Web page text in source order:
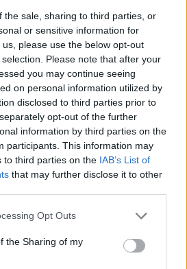
the sale, sharing to third parties, or
or sensitive information for
please use the below opt-out
Please note that after your
you may continue seeing
on personal information utilized by
disclosed to third parties prior to
opt-out of the further
information by third parties on the
participants. This information may
to third parties on the IAB’s List of
that may further disclose it to other
Opt Outs
the Sharing of my
Vsi dogodki →
lokalu v Velenju: 46-letnik
steklenico in ga zabodel
da je konec": Lastnik
o padcu s padalom na
Policija pričakala letalo s
Velenju občanka poškodovala
razkrila tragedijo: V hiši našli